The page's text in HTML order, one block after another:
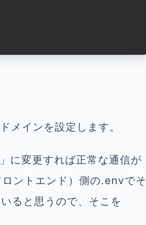
メインを設定します。
に変更すれば正常な通信が
ントエンド）側の.envでそ
ると思うので、そこを